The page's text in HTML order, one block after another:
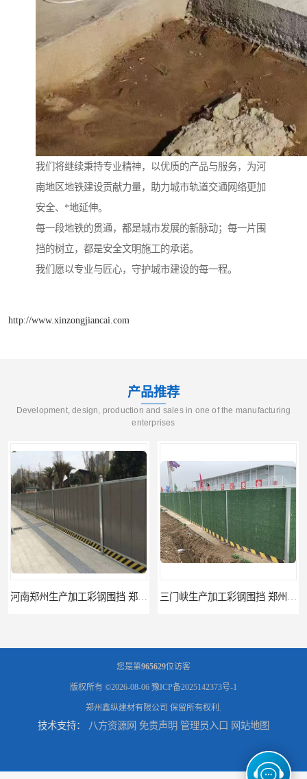
我们将继续秉持专业精神，以优质的产品与服务，为河
南地区地铁建设贡献力量，助力城市轨道交通网络更加
安全、*地延伸。
每一段地铁的贯通，都是城市发展的新脉动；每一片围
挡的树立，都是安全文明施工的承诺。
我们愿以专业与匠心，守护城市建设的每一程。
http://www.xinzongjiancai.com
产品推荐
Development, design, production and sales in one of the manufacturing
enterprises
三门峡生产加工彩钢围挡 郑州鑫纵 质量好 围挡加工 开封生产加工彩钢围挡 郑州鑫纵 质量好 鑫纵建材
郑州工地活动板房 河南移动集装箱房厂家直销 河南frp采光板 质量好价格优惠
您是第965629位访客
版权所有 ©2026-08-06 豫ICP备2025142373号-1
郑州鑫纵建材有限公司 保留所有权利.
技术支持： 八方资源网 免责声明 管理员入口 网站地图